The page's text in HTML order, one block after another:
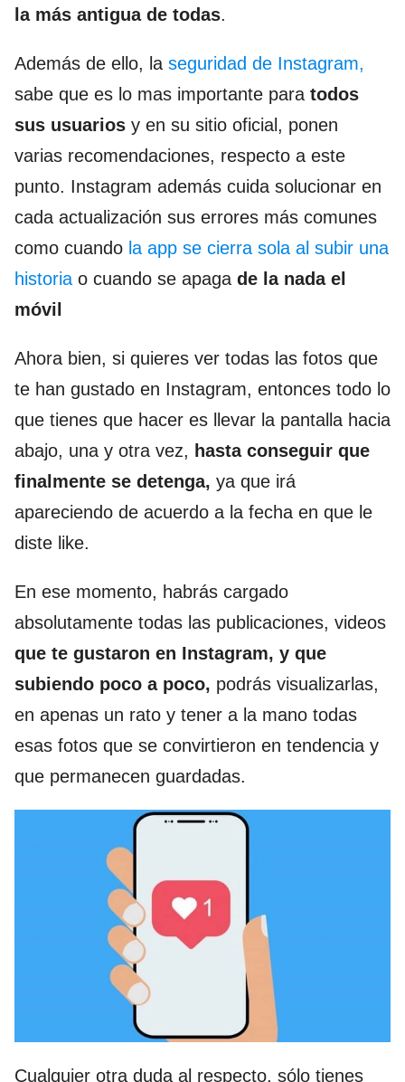
la más antigua de todas.
Además de ello, la seguridad de Instagram,
sabe que es lo mas importante para todos
sus usuarios y en su sitio oficial, ponen
varias recomendaciones, respecto a este
punto. Instagram además cuida solucionar en
cada actualización sus errores más comunes
como cuando la app se cierra sola al subir una
historia o cuando se apaga de la nada el
móvil
Ahora bien, si quieres ver todas las fotos que
te han gustado en Instagram, entonces todo lo
que tienes que hacer es llevar la pantalla hacia
abajo, una y otra vez, hasta conseguir que
finalmente se detenga, ya que irá
apareciendo de acuerdo a la fecha en que le
diste like.
En ese momento, habrás cargado
absolutamente todas las publicaciones, videos
que te gustaron en Instagram, y que
subiendo poco a poco, podrás visualizarlas,
en apenas un rato y tener a la mano todas
esas fotos que se convirtieron en tendencia y
que permanecen guardadas.
Cualquier otra duda al respecto, sólo tienes